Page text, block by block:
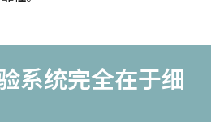
系统完全在于细